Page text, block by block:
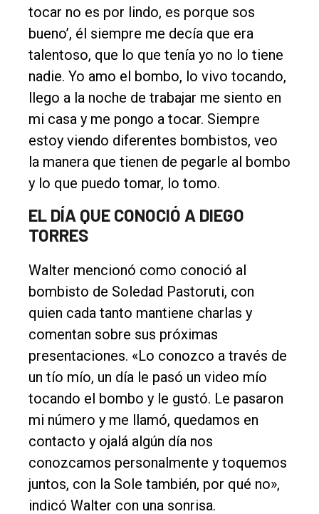
tocar no es por lindo, es porque sos
bueno’, él siempre me decía que era
talentoso, que lo que tenía yo no lo tiene
nadie. Yo amo el bombo, lo vivo tocando,
llego a la noche de trabajar me siento en
mi casa y me pongo a tocar. Siempre
estoy viendo diferentes bombistos, veo
la manera que tienen de pegarle al bombo
y lo que puedo tomar, lo tomo.
EL DÍA QUE CONOCIÓ A DIEGO
TORRES
Walter mencionó como conoció al
bombisto de Soledad Pastoruti, con
quien cada tanto mantiene charlas y
comentan sobre sus próximas
presentaciones. «Lo conozco a través de
un tío mío, un día le pasó un video mío
tocando el bombo y le gustó. Le pasaron
mi número y me llamó, quedamos en
contacto y ojalá algún día nos
conozcamos personalmente y toquemos
juntos, con la Sole también, por qué no»,
indicó Walter con una sonrisa.